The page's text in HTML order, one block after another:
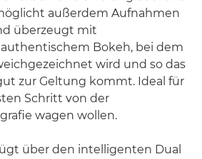
außerdem Aufnahmen
überzeugt mit
Bokeh, bei dem
wird und so das
zur Geltung kommt. Ideal für
Schritt von der
wagen wollen.
über den intelligenten Dual